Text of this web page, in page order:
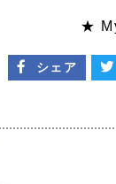
★
シェア